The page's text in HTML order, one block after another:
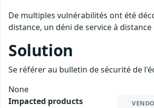
De multiples vulnérabilités ont été
distance, un déni de service à
Solution
Se référer au bulletin de sécurité de
None
Impacted products